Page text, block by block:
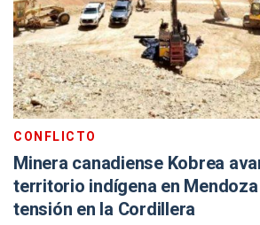
CONFLICTO
Minera canadiense Kobrea
territorio indígena en
tensión en la Cordillera